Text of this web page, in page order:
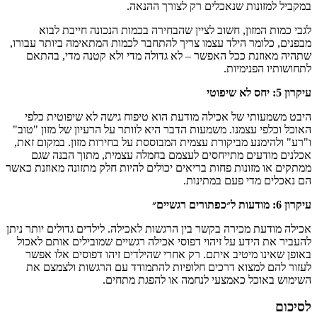
במקביל למזונות שנאכלים רק לצורך ההנאה.
לגבי כמות המזון, חשוב לציין שהבחירה בכמות הנכונה חייבת לבוא
מבפנים, כלומר הילד עצמו צריך להתחבר לכמות המתאימה ביותר עבורו,
שתהיה מאוזנת ככל האפשר – לא גדולה מדי ולא קטנה מדי, בהתאם
לתחושותיו הפנימיות.
עיקרון 5: יחס לא שיפוטי
היבט משמעותי של אכילה מודעת הוא טיפוח גישה לא שיפוטית כלפי
האוכל וכלפי עצמנו. משמעות הדבר היא לוותר על הרעיון של מזון "טוב"
ו"רע" ולהימנע מביקורת עצמית המבוססת על בחירות מזון. במקום זאת,
אכלנים מודעים מתייחסים לעצמם בחמלה עצמית, מתוך הבנה שגם
ממתקים או מזונות פחות בריאים יכולים להיות חלק מתזונה מאוזנת כאשר
הם נאכלים מדי פעם במתינות.
עיקרון 6: מודעות ל״כפתורים רגשיים״
אכילה מודעת מכירה בקשר בין הרגשות לאכילה. לילדים גדולים יותר ניתן
להעביר את הידע על זיהוי דפוסי אכילה רגשיים שמובילים אותם לאכול
באופן שאינו מיטיב איתם. רק אחרי שהילדים זיהו דפוסים אלו אפשר
לעזור להם למצוא דרכים חלופיות להתמודד עם הרגשות ולצמצם את
השימוש באוכל כאמצעי לנחמה או להפגת מתחים.
לסיכום